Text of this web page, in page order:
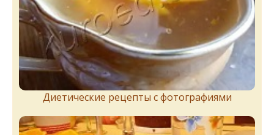
Диетические рецепты с фотографиями